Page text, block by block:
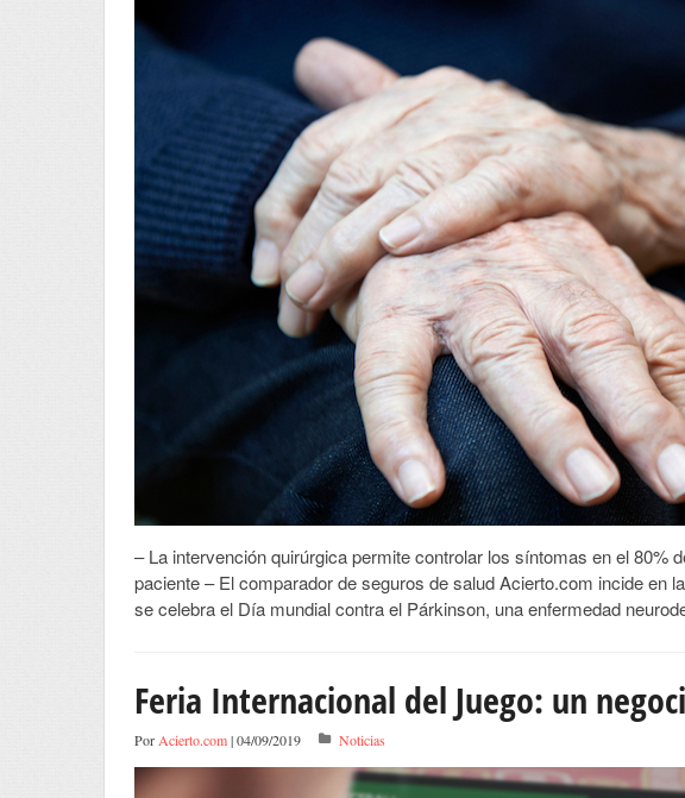
– La intervención quirúrgica permite controlar los síntomas en el 80%
paciente – El comparador de seguros de salud Acierto.com incide en
se celebra el Día mundial contra el Párkinson, una enfermedad
Feria Internacional del Juego: un
Por Acierto.com| 04/09/2019 Noticias